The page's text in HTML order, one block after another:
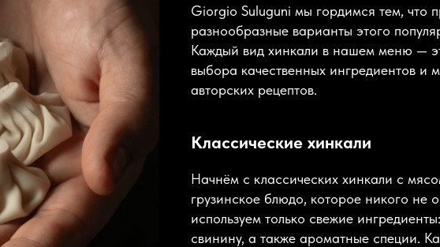
Giorgio Suluguni мы гордимся тем, что
разнообразные варианты этого
Каждый вид хинкали в нашем меню —
выбора качественных ингредиентов и
авторских рецептов.
Классические хинкали
Начнём с классических хинкали с
грузинское блюдо, которое никого
используем только свежие
свинину, а также ароматные специи.